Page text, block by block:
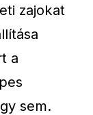
zajokat
a
sem.